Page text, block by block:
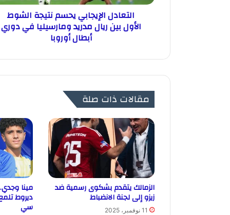
التعادل الإيجابي يحسم نتيجة الشوط
الأول بين ريال مدريد ومارسيليا في دوري
أبطال أوروبا
مقالات ذات صلة
الزمالك يتقدم بشكوى رسمية ضد
زيزو إلى لجنة الانضباط
11 نوفمبر، 2025
مينا
ديروط
سي